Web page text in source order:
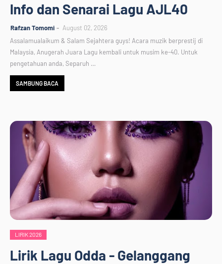
Info dan Senarai Lagu AJL40
Rafzan Tomomi
August 02, 2026
Assalamualaikum & Salam Sejahtera guys! Acara muzik berprestij di
Malaysia, Anugerah Juara Lagu kembali untuk musim ke-40. Untuk
pengetahuan anda, Separuh …
SAMBUNG BACA
LIRIK 2026
Lirik Lagu Odda - Gelanggang